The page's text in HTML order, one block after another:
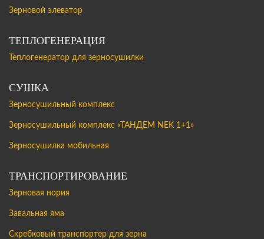
Зерновой элеватор
ТЕПЛОГЕНЕРАЦИЯ
Теплогенератор для зерносушилки
СУШКА
Зерносушильный комплекс
Зерносушильный комплекс «ТАНДЕМ NEK 1+1»
Зерносушилка мобильная
ТРАНСПОРТИРОВАНИЕ
Зерновая нория
Завальная яма
Скребковый транспортер для зерна